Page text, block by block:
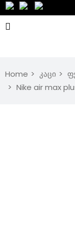
Home კაცი
Nike air max